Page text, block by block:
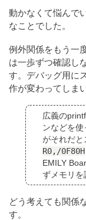
動かなくて悩んで
なことでした。
例外関係をもう一
は一歩ずつ確認し
す。デバッグ用に
作が変わってしま
広義の
ンなどを
がそれだと
R0,/0F80H
EMILY
ずメモリを
どう考えても関係
す。